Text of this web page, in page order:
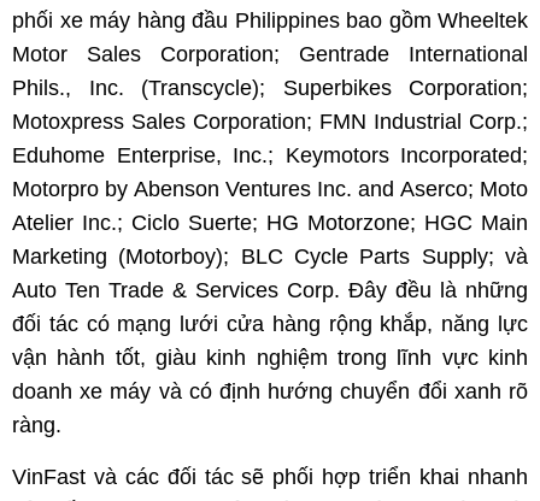
phối xe máy hàng đầu Philippines bao gồm Wheeltek
Motor Sales Corporation; Gentrade International
Phils., Inc. (Transcycle); Superbikes Corporation;
Motoxpress Sales Corporation; FMN Industrial Corp.;
Eduhome Enterprise, Inc.; Keymotors Incorporated;
Motorpro by Abenson Ventures Inc. and Aserco; Moto
Atelier Inc.; Ciclo Suerte; HG Motorzone; HGC Main
Marketing (Motorboy); BLC Cycle Parts Supply; và
Auto Ten Trade & Services Corp. Đây đều là những
đối tác có mạng lưới cửa hàng rộng khắp, năng lực
vận hành tốt, giàu kinh nghiệm trong lĩnh vực kinh
doanh xe máy và có định hướng chuyển đổi xanh rõ
ràng.
VinFast và các đối tác sẽ phối hợp triển khai nhanh